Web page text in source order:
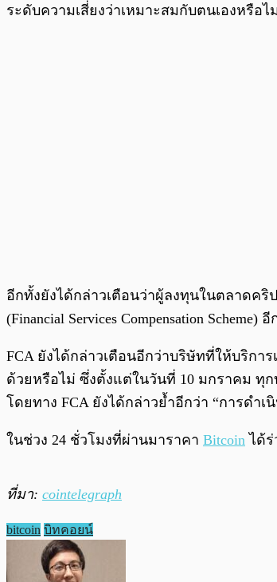
ระดับความเสี่ยงว่าเหมาะสมกับตนเองหรือไ
อีกทั้งยังได้กล่าวเตือนว่าผู้ลงทุนในตลาดค
(Financial Services Compensation Scheme)
FCA ยังได้กล่าวเตือนอีกว่าบริษัทที่ให้บริกา
ด้วยหรือไม่ ซึ่งตั้งแต่ในวันที่ 10 มกราคม ทุ
โดยทาง FCA ยังได้กล่าวย้ำอีกว่า “การดำ
ในช่วง 24 ชั่วโมงที่ผ่านมาราคา Bitcoin ได้ร่
ที่มา: cointelegraph
bitcoin บิทคอยน์